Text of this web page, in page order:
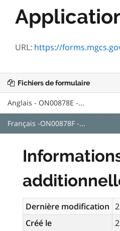
URL: https://forms.mgcs.gov.on.ca/dataset/6922c3c3-762a-4d9f-8a22-
Fichiers de formulaire
Anglais - ON00878E -...
Français -ON00878F -...
Dernière modification
Créé le